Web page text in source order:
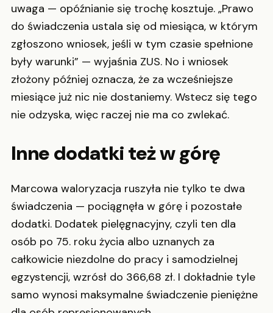
uwaga — opóźnianie się trochę kosztuje. „Prawo
do świadczenia ustala się od miesiąca, w którym
zgłoszono wniosek, jeśli w tym czasie spełnione
były warunki” — wyjaśnia ZUS. No i wniosek
złożony później oznacza, że za wcześniejsze
miesiące już nic nie dostaniemy. Wstecz się tego
nie odzyska, więc raczej nie ma co zwlekać.
Inne dodatki też w górę
Marcowa waloryzacja ruszyła nie tylko te dwa
świadczenia — pociągnęła w górę i pozostałe
dodatki. Dodatek pielęgnacyjny, czyli ten dla
osób po 75. roku życia albo uznanych za
całkowicie niezdolne do pracy i samodzielnej
egzystencji, wzrósł do 366,68 zł. I dokładnie tyle
samo wynosi maksymalne świadczenie pieniężne